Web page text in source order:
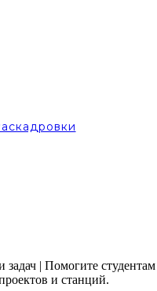
задач | Помогите студентам
и станций.